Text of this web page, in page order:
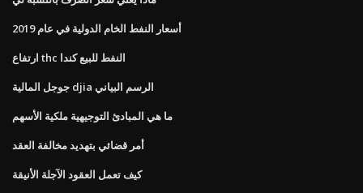
أسعار النفط الخام الدولية في عام 2019
ارتفاع thc النفط للبيع كندا
جوجل المالية djia الرسم البياني
ما هي المبادئ التوجيهية ملكية الأسهم
أمر قضائي بتهديد مخالفة العقد
كيف تعمل العقود الآجلة الأنيقة